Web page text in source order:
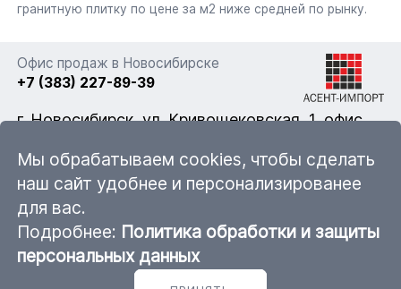
гранитную плитку по цене за м2 ниже средней по рынку.
Офис продаж в Новосибирске
+7 (383) 227-89-39
г. Новосибирск, ул. Кривощековская, 1, офис
nsk@ascent-import.ru
Карта каталога продукции
Мы обрабатываем cookies, чтобы сделать
наш сайт удобнее и персонализированее
для вас.
Подробнее: Политика обработки и защиты
персональных данных